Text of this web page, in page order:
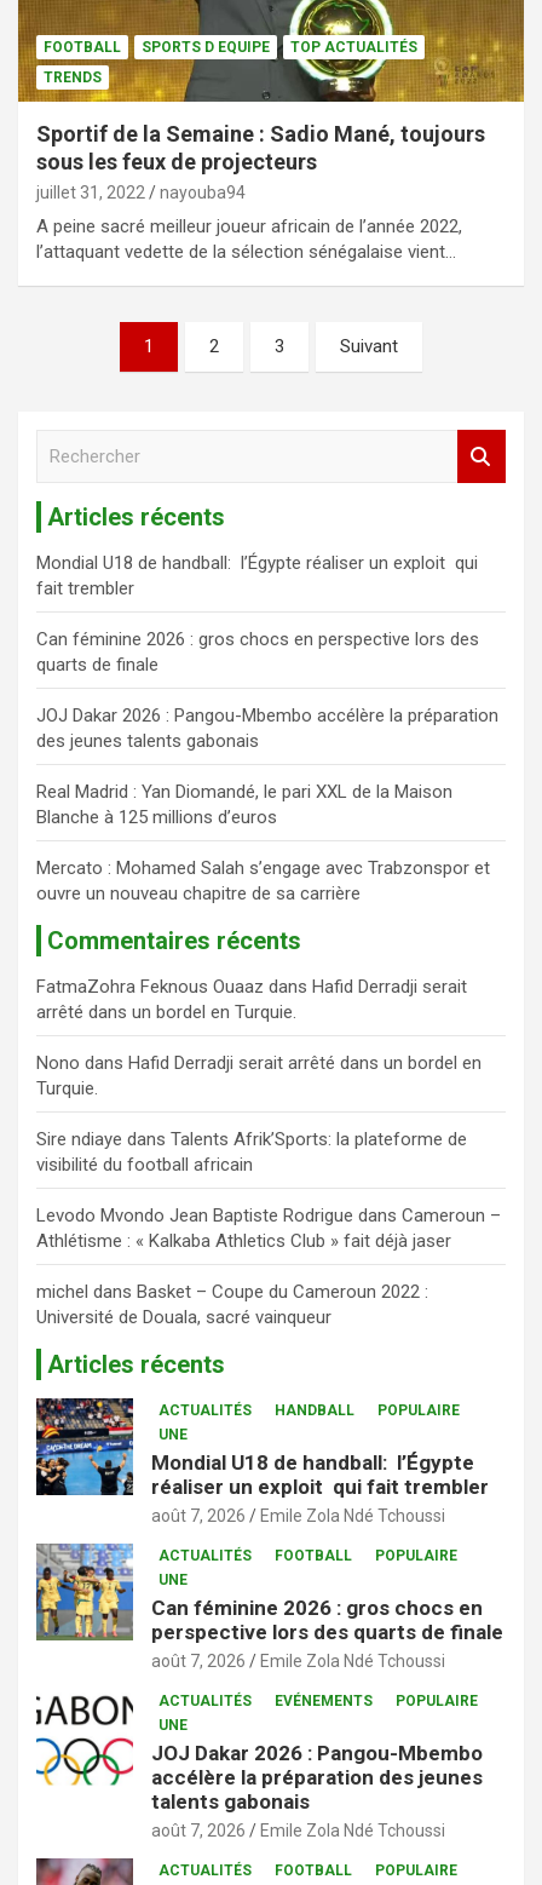
FOOTBALL SPORTS D EQUIPE
TOP ACTUALITÉS
TRENDS
Sportif de la Semaine : Sadio Mané, toujours
sous les feux de projecteurs
juillet 31, 2022 nayouba94
A peine sacré meilleur joueur africain de l’année 2022,
l’attaquant vedette de la sélection sénégalaise vient…
1 2 3 Suivant
r
c
h
e
r
Articles récents
Mondial U18 de handball: l’Égypte réaliser un exploit qui
fait trembler
Can féminine 2026 : gros chocs en perspective lors des
quarts de finale
JOJ Dakar 2026 : Pangou-Mbembo accélère la préparation
des jeunes talents gabonais
Real Madrid : Yan Diomandé, le pari XXL de la Maison
Blanche à 125 millions d’euros
Mercato : Mohamed Salah s’engage avec Trabzonspor et
ouvre un nouveau chapitre de sa carrière
Commentaires récents
FatmaZohra Feknous Ouaaz dans Hafid Derradji serait
arrêté dans un bordel en Turquie.
Nono dans Hafid Derradji serait arrêté dans un bordel en
Turquie.
Sire ndiaye dans Talents Afrik’Sports: la plateforme de
visibilité du football africain
Levodo Mvondo Jean Baptiste Rodrigue dans Cameroun –
Athlétisme : « Kalkaba Athletics Club » fait déjà jaser
michel dans Basket – Coupe du Cameroun 2022 :
Université de Douala, sacré vainqueur
Articles récents
ACTUALITÉS HANDBALL
POPULAIRE
UNE
Mondial U18 de handball: l’Égypte
réaliser un exploit qui fait trembler
août 7, 2026 Emile Zola Ndé Tchoussi
ACTUALITÉS FOOTBALL
POPULAIRE
UNE
Can féminine 2026 : gros chocs en
perspective lors des quarts de finale
août 7, 2026 Emile Zola Ndé Tchoussi
ACTUALITÉS EVÉNEMENTS
POPULAIRE
UNE
JOJ Dakar 2026 : Pangou-Mbembo
accélère la préparation des jeunes
talents gabonais
août 7, 2026 Emile Zola Ndé Tchoussi
ACTUALITÉS FOOTBALL POPULAIRE